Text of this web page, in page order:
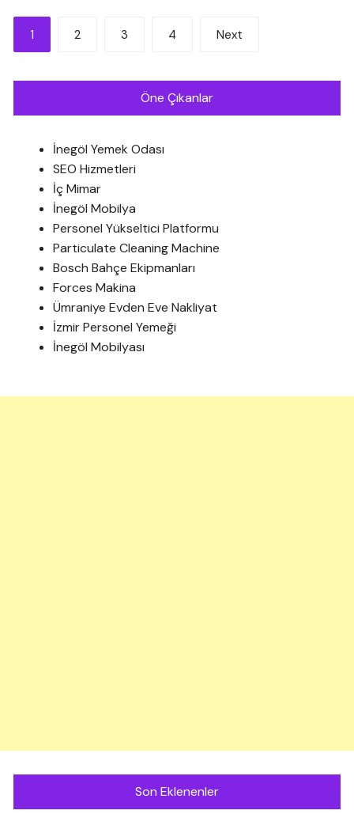
Yazı
sayfalandırması
1 2 3 4 Next
Öne Çıkanlar
İnegöl Yemek Odası
SEO Hizmetleri
İç Mimar
İnegöl Mobilya
Personel Yükseltici Platformu
Particulate Cleaning Machine
Bosch Bahçe Ekipmanları
Forces Makina
Ümraniye Evden Eve Nakliyat
İzmir Personel Yemeği
İnegöl Mobilyası
Son Eklenenler